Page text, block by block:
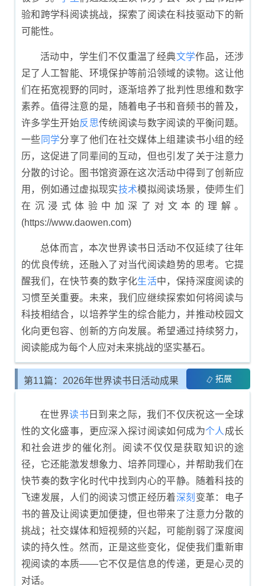
验和跨学科阅读挑战，探索了阅读在科技驱动下的新
可能性。
活动中，学生们不仅重温了经典文学作品，还涉
足了人工智能、环境保护等前沿领域的读物。这让他
们在拓宽视野的同时，逐渐培养了批判性思维和数字
素养。值得注意的是，随着电子书和音频书的普及，
许多学生开始反思传统阅读与数字阅读的平衡问题。
一些 同学分享了他们在社交媒体上组建读书小组的经
历，这促进了同辈间的互动，但也引发了关于注意力
分散的讨论。图书馆资源在这次活动中得到了创新应
用，例如通过虚拟现实技术模拟阅读场景，使师生们
在沉浸式体验中加深了对文本的理解。
(https://www.daowen.com)
总体而言，本次世界读书日活动不仅延续了往年
的优良传统，还融入了对当代阅读趋势的思考。它提
醒我们，在快节奏的数字化生活中，保持深度阅读的
习惯至关重要。未来，我们应继续探索如何将阅读与
科技相结合，以培养学生的综合能力，并推动校园文
化向更包容、创新的方向发展。希望通过持续努力，
阅读能成为每个人应对未来挑战的坚实基石。
第11篇：2026年世界读书日活动成果 拓展
在世界读书 日到来之际，我们不仅庆祝这一全球
性的文化盛事，更应深入探讨阅读如何成为个人 成长
和社会进步的催化剂。阅读不仅仅是获取知识的途
径，它还能激发想象力、培养同理心，并帮助我们在
快节奏的数字化时代中找到内心的平静。随着科技的
飞速发展，人们的阅读习惯正经历着深刻 变革：电子
书的普及让阅读更加便捷，但也带来了注意力分散的
挑战；社交媒体和短视频的兴起，可能削弱了深度阅
读的持久性。然而，正是这些变化，促使我们重新审
视阅读的本质——它不仅是信息的传递，更是心灵的
对话。